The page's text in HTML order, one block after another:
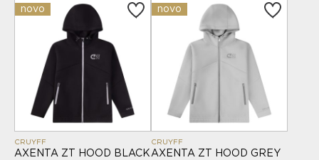
novo
CRUYFF
AXENTA ZT HOOD BLACK
novo
CRUYFF
AXENTA ZT HOOD GREY